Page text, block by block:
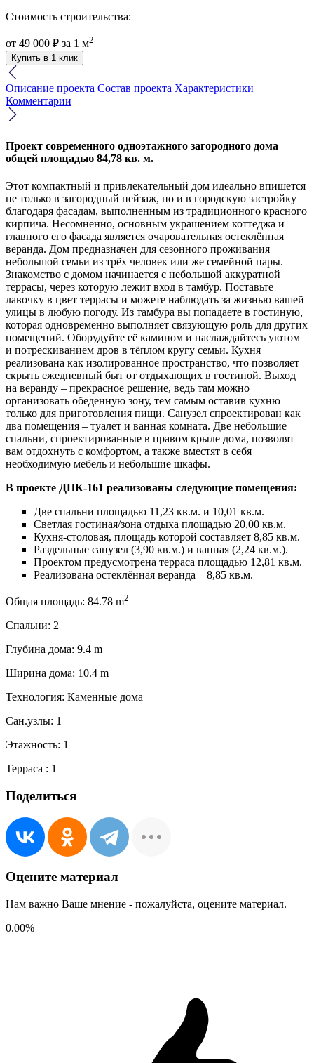
Стоимость строительства:
от 49 000 ₽ за 1 м2
Купить в 1 клик
Описание проекта Состав проекта Характеристики
Комментарии
Проект современного одноэтажного загородного дома
общей площадью 84,78 кв. м.
Этот компактный и привлекательный дом идеально впишется
не только в загородный пейзаж, но и в городскую застройку
благодаря фасадам, выполненным из традиционного красного
кирпича. Несомненно, основным украшением коттеджа и
главного его фасада является очаровательная остеклённая
веранда. Дом предназначен для сезонного проживания
небольшой семьи из трёх человек или же семейной пары.
Знакомство с домом начинается с небольшой аккуратной
террасы, через которую лежит вход в тамбур. Поставьте
лавочку в цвет террасы и можете наблюдать за жизнью вашей
улицы в любую погоду. Из тамбура вы попадаете в гостиную,
которая одновременно выполняет связующую роль для других
помещений. Оборудуйте её камином и наслаждайтесь уютом
и потрескиванием дров в тёплом кругу семьи. Кухня
реализована как изолированное пространство, что позволяет
скрыть ежедневный быт от отдыхающих в гостиной. Выход
на веранду – прекрасное решение, ведь там можно
организовать обеденную зону, тем самым оставив кухню
только для приготовления пищи. Санузел спроектирован как
два помещения – туалет и ванная комната. Две небольшие
спальни, спроектированные в правом крыле дома, позволят
вам отдохнуть с комфортом, а также вместят в себя
необходимую мебель и небольшие шкафы.
В проекте ДПК-161 реализованы следующие помещения:
Две спальни площадью 11,23 кв.м. и 10,01 кв.м.
Светлая гостиная/зона отдыха площадью 20,00 кв.м.
Кухня-столовая, площадь которой составляет 8,85 кв.м.
Раздельные санузел (3,90 кв.м.) и ванная (2,24 кв.м.).
Проектом предусмотрена терраса площадью 12,81 кв.м.
Реализована остеклённая веранда – 8,85 кв.м.
Общая площадь: 84.78 m2
Спальни: 2
Глубина дома: 9.4 m
Ширина дома: 10.4 m
Технология: Каменные дома
Сан.узлы: 1
Этажность: 1
Терраса : 1
Поделиться
Оцените материал
Нам важно Ваше мнение - пожалуйста, оцените материал.
0.00%